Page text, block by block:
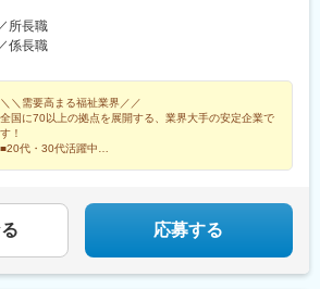
して必要な知識も習得していただきます。
産性向上、残業時間の抑制の取り組みを実施し
時間程度、19:00には退社できるように各支店
す。
の定める業務
八王子営業所【神奈川県】川崎東営業所川崎営
横浜営業所横浜南営業所大和営業所相模原営業
営業所【奈良県】奈良営業所【兵庫県】神戸営
島営業所【福岡県】北九州営業所【大分県】大
北八王子駅、川崎大師駅、中野島駅、東山田
南台駅、鶴間駅、相模原駅、東海大学前駅、尼
駅、西小倉駅、賀来駅、大森海岸駅、笹塚駅、
中本町駅、立飛駅、鈴木町駅、吉野町駅、南林
、妙音通駅、吹田駅(東海道本線)、新加美駅、奈
北口駅、東門前駅、黄金町駅、清水駅(愛知県)、
リンパーク駅
所長職
係長職
＼＼需要高まる福祉業界／／
全国に70以上の拠点を展開する、業界大手の安定企業で
す！
■20代・30代活躍中
応募する